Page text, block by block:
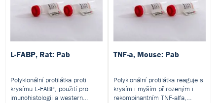
L-FABP, Rat: Pab
Polyklonální protilátka proti
krysímu L-FABP, použití pro
imunohistologii a western
TNF-a, Mouse: Pab
Polyklonální protilátka reaguje s
krysím i myším přirozeným i
rekombinantním TNF-alfa,